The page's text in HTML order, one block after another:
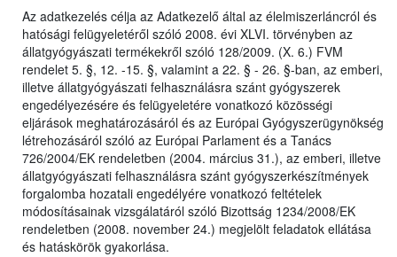
Az adatkezelés célja az Adatkezelő által az élelmiszerláncról és
hatósági felügyeletéről szóló 2008. évi XLVI. törvényben az
állatgyógyászati termékekről szóló 128/2009. (X. 6.) FVM
rendelet 5. §, 12. -15. §, valamint a 22. § - 26. §-ban, az emberi,
illetve állatgyógyászati felhasználásra szánt gyógyszerek
engedélyezésére és felügyeletére vonatkozó közösségi
eljárások meghatározásáról és az Európai Gyógyszerügynökség
létrehozásáról szóló az Európai Parlament és a Tanács
726/2004/EK rendeletben (2004. március 31.), az emberi, illetve
állatgyógyászati felhasználásra szánt gyógyszerkészítmények
forgalomba hozatali engedélyére vonatkozó feltételek
módosításainak vizsgálatáról szóló Bizottság 1234/2008/EK
rendeletben (2008. november 24.) megjelölt feladatok ellátása
és hatáskörök gyakorlása.